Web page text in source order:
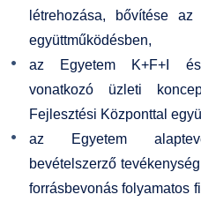
GY.I.K.
DUE
Kerpely Antal
Online
Képzési
Atomerőművi
létrehozása, bővítése
együttműködésben,
az Egyetem K+F+I és
vonatkozó üzleti
Fejlesztési Központtal
az Egyetem
bevételszerző
forrásbevonás folyamatos